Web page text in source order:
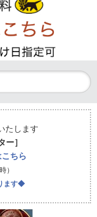
たします
ー］
ちら
）
ます◆